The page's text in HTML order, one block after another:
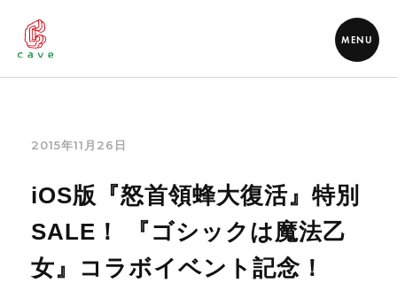
MENU
2015年11月26日
iOS版『怒首領蜂大復活』特別
SALE！ 『ゴシックは魔法乙
女』コラボイベント記念！